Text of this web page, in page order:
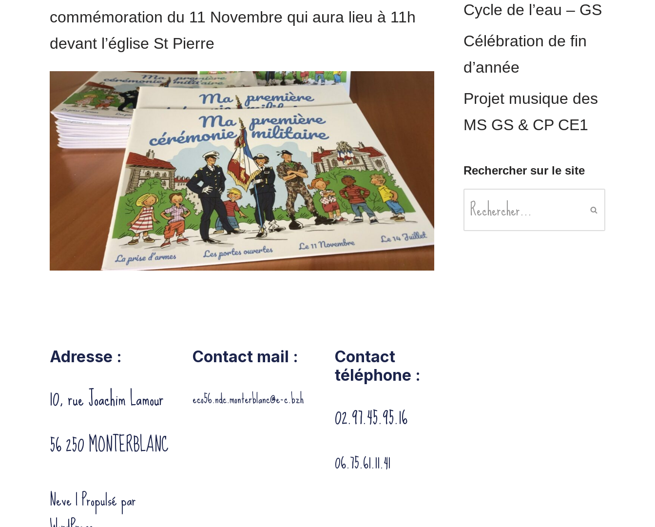
commémoration du 11 Novembre qui aura lieu à 11h
devant l’église St Pierre
Cycle de l’eau – GS
Célébration de fin
d’année
Projet musique des
MS GS & CP CE1
Rechercher sur le site
Adresse :
10, rue Joachim Lamour
56 250 MONTERBLANC
Neve| Propulsé par
Contact mail :
eco56.ndc.monterblanc@e-c.bzh
Contact
téléphone :
02.97.45.95.16
06.75.61.11.41